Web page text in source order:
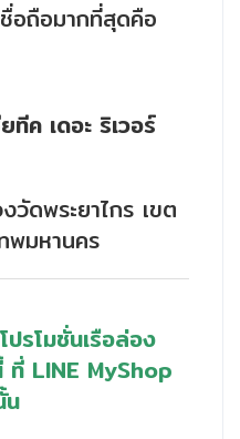
อถือมากที่สุดคือ
ทีค เดอะ ริเวอร์
ดพระยาไกร เขต
พมหานคร
รโมชั่นเรือล่อง
ที่ LINE MyShop
น